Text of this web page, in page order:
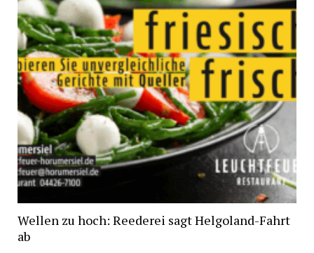
Wellen zu hoch: Reederei sagt Helgoland-Fahrt
ab